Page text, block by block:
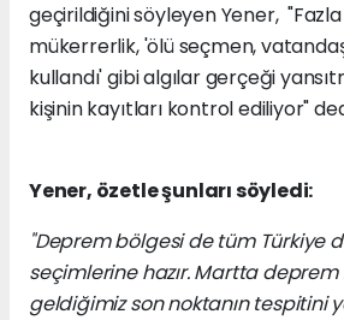
geçirildiğini söyleyen Yener,
mükerrerlik, 'ölü seçmen,
kullandı' gibi algılar gerçeği
kişinin kayıtları kontrol ediliyor"
Yener, özetle şunları söyledi:
"Deprem bölgesi de tüm Türkiye
seçimlerine hazır. Martta
geldiğimiz son noktanın tespitini